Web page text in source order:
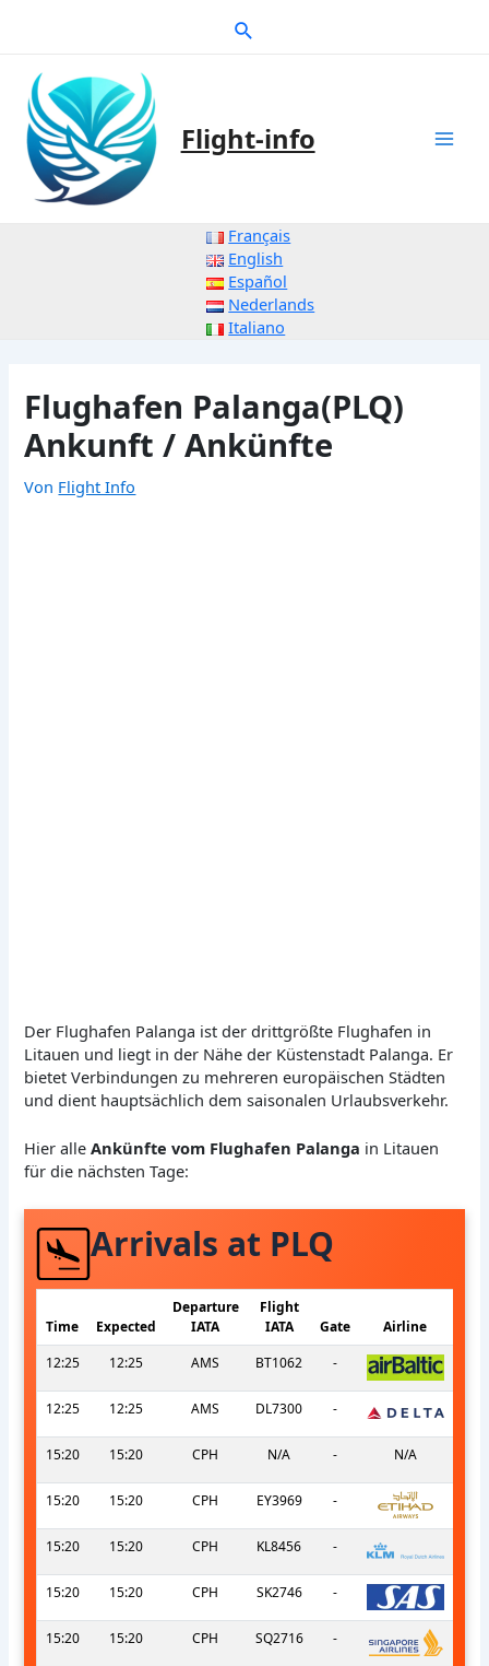
Suche
Flight-info
Français
English
Español
Nederlands
Italiano
Flughafen Palanga(PLQ)
Ankunft / Ankünfte
Von Flight Info
Der Flughafen Palanga ist der drittgrößte Flughafen in
Litauen und liegt in der Nähe der Küstenstadt Palanga. Er
bietet Verbindungen zu mehreren europäischen Städten
und dient hauptsächlich dem saisonalen Urlaubsverkehr.
Hier alleAnkünfte vom Flughafen Palanga in Litauen
für die nächsten Tage:
Arrivals at PLQ
Time Expected
Departure
IATA
Flight
IATA
Gate
Airline
12:25
12:25 AMS BT1062 -
12:25 12:25 AMS DL7300 -
15:20 15:20 CPH N/A - N/A
15:20 15:20 CPH EY3969 -
15:20 15:20 CPH KL8456 -
15:20 15:20 CPH SK2746 -
15:20 15:20 CPH SQ2716 -